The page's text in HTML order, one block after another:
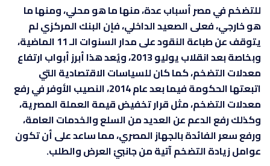
للتضخم في مصر أسباب عدة، منها ما هو محلي، ومنها ما
هو خارجي، فعلى الصعيد الداخلي، فإن البنك المركزي لم
يتوقف عن طباعة النقود على مدار السنوات الـ 11 الماضية،
وبخاصة بعد انقلاب يوليو 2013، ويُعد هذا أبرز أبواب ارتفاع
معدلات التضخم، كما كان للسياسات الاقتصادية التي
اتبعتها الحكومة فيما بعد عام 2014، النصيب الأوفر في رفع
معدلات التضخم، مثل قرار تخفيض قيمة العملة المصرية،
وكذلك رفع الدعم عن العديد من السلع والخدمات العامة،
ورفع سعر الفائدة بالجهاز المصري، مما ساعد على أن تكون
عوامل زيادة التضخم آتية من جانبيْ العرض والطلب.